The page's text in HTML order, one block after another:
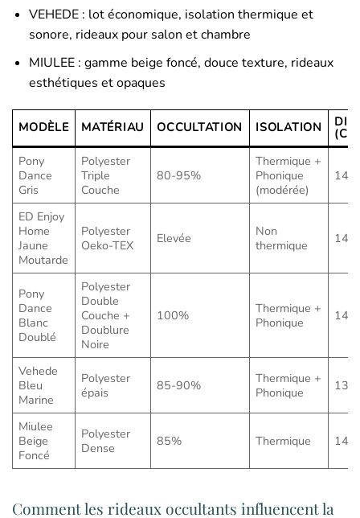
VEHEDE : lot économique, isolation thermique et
sonore, rideaux pour salon et chambre
MIULEE : gamme beige foncé, douce texture, rideaux
esthétiques et opaques
MODÈLE MATÉRIAU OCCULTATION ISOLATION
Pony
Dance
Gris
Polyester
Triple
Couche
80-95%
Thermique +
Phonique
(modérée)
140
ED Enjoy
Home
Jaune
Moutarde
Polyester
Oeko-TEX
Elevée
Non
thermique
140
Pony
Dance
Blanc
Doublé
Polyester
Double
Couche +
Doublure
Noire
100%
Thermique +
Phonique
140
Vehede
Bleu
Marine
Polyester
épais
85-90%
Thermique +
Phonique
132
Miulee
Beige
Foncé
Polyester
Dense
85% Thermique 140
Comment les rideaux occultants influencent la